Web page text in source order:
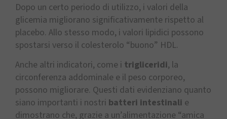
Dopo un certo periodo di utilizzo, i valori della
glicemia migliorano significativamente rispetto al
placebo. Allo stesso modo, i valori lipidici possono
spostarsi verso il colesterolo “buono” HDL.
Anche altri indicatori, come i trigliceridi, la
circonferenza addominale e il peso corporeo,
possono migliorare. Questi dati evidenziano quanto
siano importanti i nostri batteri intestinali e
dimostrano che, grazie a un’alimentazione “amica